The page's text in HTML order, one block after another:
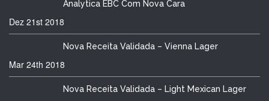
Analytica EBC Com Nova Cara
Dez 21st 2018
Nova Receita Validada – Vienna Lager
Mar 24th 2018
Nova Receita Validada – Light Mexican Lager